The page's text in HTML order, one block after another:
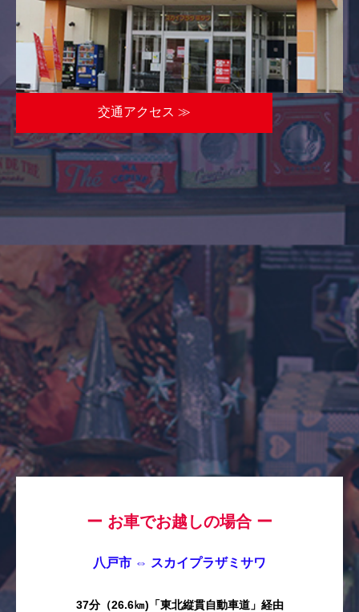
交通アクセス ≫
ー お車でお越しの場合 ー
八戸市 ⇔ スカイプラザミサワ
37分（26.6㎞)「東北縦貫自動車道」経由